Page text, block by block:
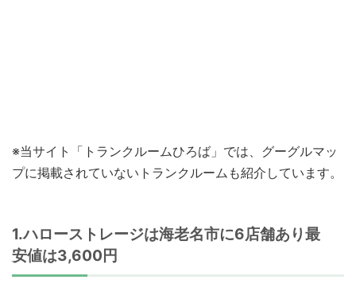
※当サイト「トランクルームひろば」では、グーグルマッ
プに掲載されていないトランクルームも紹介しています。
1.ハローストレージは海老名市に6店舗あり最
安値は3,600円